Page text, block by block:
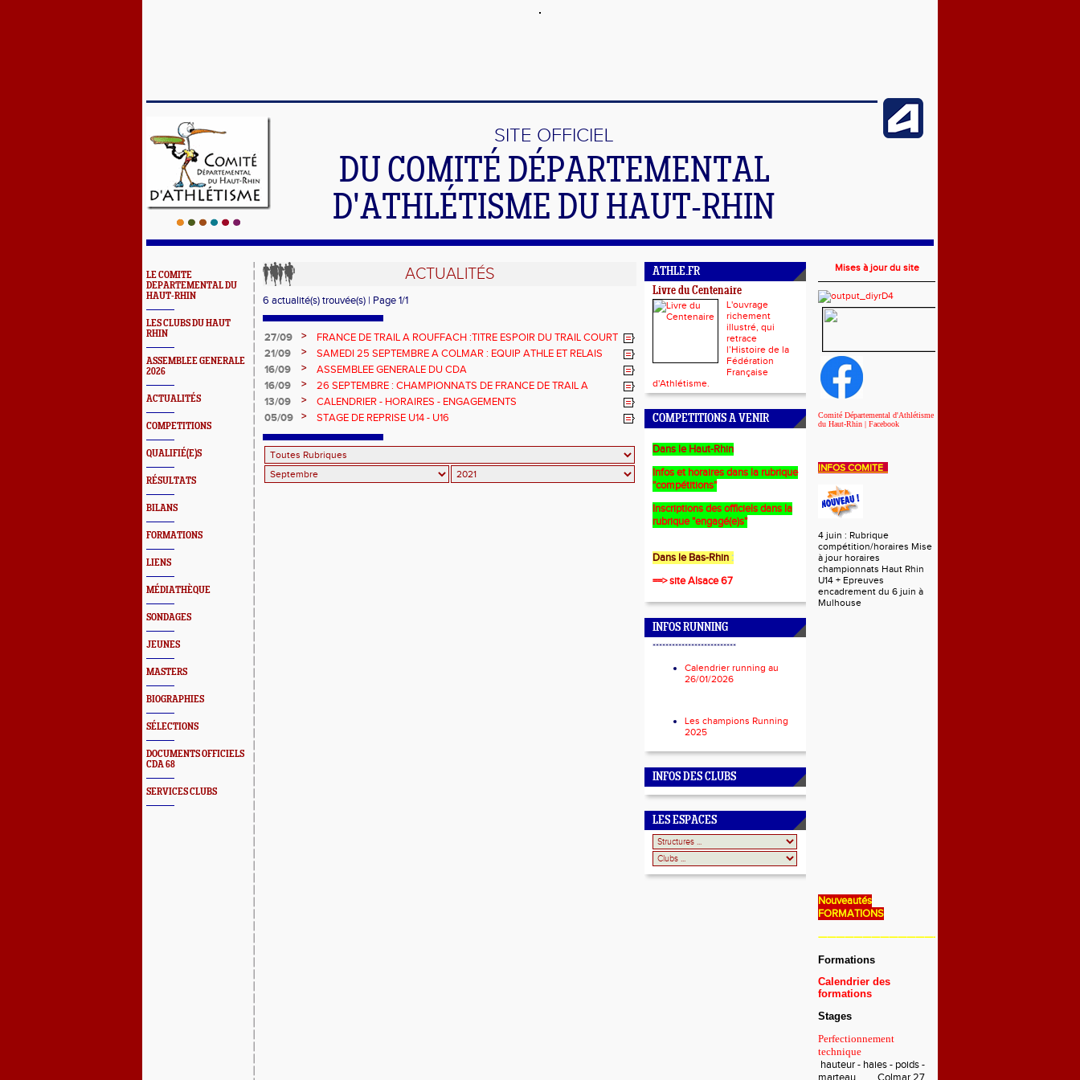
SITE OFFICIEL
DU COMITÉ DÉPARTEMENTAL
D'ATHLÉTISME DU HAUT-RHIN
LE COMITE
DEPARTEMENTAL DU
HAUT-RHIN
LES CLUBS DU HAUT
RHIN
ASSEMBLEE GENERALE
2026
ACTUALITÉS
COMPETITIONS
QUALIFIÉ(E)S
RÉSULTATS
BILANS
FORMATIONS
LIENS
MÉDIATHÈQUE
SONDAGES
JEUNES
MASTERS
BIOGRAPHIES
SÉLECTIONS
DOCUMENTS OFFICIELS
CDA 68
SERVICES CLUBS
ACTUALITÉS
6 actualité(s) trouvée(s) | Page 1/1
27/09 >
FRANCE DE TRAIL A ROUFFACH :TITRE ESPOIR DU TRAIL COURT
POUR CLAIRE MEYER
21/09 >
SAMEDI 25 SEPTEMBRE A COLMAR : EQUIP ATHLE ET RELAIS
4X100-4X2-4X4, INSCRIVEZ-VOUS
16/09 >
ASSEMBLEE GENERALE DU CDA
16/09
>
26 SEPTEMBRE : CHAMPIONNATS DE FRANCE DE TRAIL A
ROUFFACH
13/09 >
CALENDRIER - HORAIRES - ENGAGEMENTS
05/09
> STAGE DE REPRISE U14 - U16
ATHLE.FR
Livre du Centenaire
L'ouvrage
richement
illustré, qui
retrace
l’Histoire de la
Fédération
Française
d'Athlétisme.
COMPETITIONS A VENIR
Dans le Haut-Rhin
Infos et horaires dans la rubrique
"compétitions"
Inscriptions des officiels dans la
rubrique "engagé(e)s"
Dans le Bas-Rhin :
==> site Alsace 67
INFOS RUNNING
**************************
Calendrier running au
26/01/2026
Les champions Running
2025
INFOS DES CLUBS
LES ESPACES
Mises à jour du site
Comité Départemental d'Athlétisme
du Haut-Rhin | Facebook
INFOS COMITE
4 juin : Rubrique
compétition/horaires Mise
à jour horaires
championnats Haut Rhin
U14 + Epreuves
encadrement du 6 juin à
Mulhouse
Nouveautés
FORMATIONS
———————————————————————————
Formations
Calendrier des
formations
Stages
Perfectionnement
technique
hauteur - haies - poids -